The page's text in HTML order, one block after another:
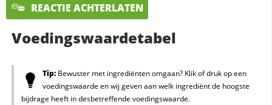
REACTIE ACHTERLATEN
Voedingswaardetabel
Tip:Bewuster met ingrediënten omgaan? Klik of druk op een
voedingswaarde en wij geven aan welk ingrediënt de hoogste
bijdrage heeft in desbetreffende voedingswaarde.